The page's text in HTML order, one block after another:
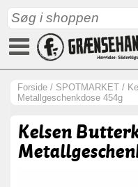
Forside / SPOTMARKET /
Metallgeschenkdose 454g
Kelsen